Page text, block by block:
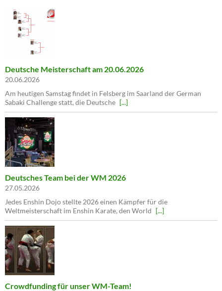
Deutsche Meisterschaft am 20.06.2026
20.06.2026
Am heutigen Samstag findet in Felsberg im Saarland der German
Sabaki Challenge statt, die Deutsche [...]
Deutsches Team bei der WM 2026
27.05.2026
Jedes Enshin Dojo stellte 2026 einen Kämpfer für die
Weltmeisterschaft im Enshin Karate, den World [...]
Crowdfunding für unser WM-Team!